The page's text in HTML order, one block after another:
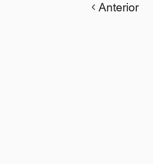
Anterior